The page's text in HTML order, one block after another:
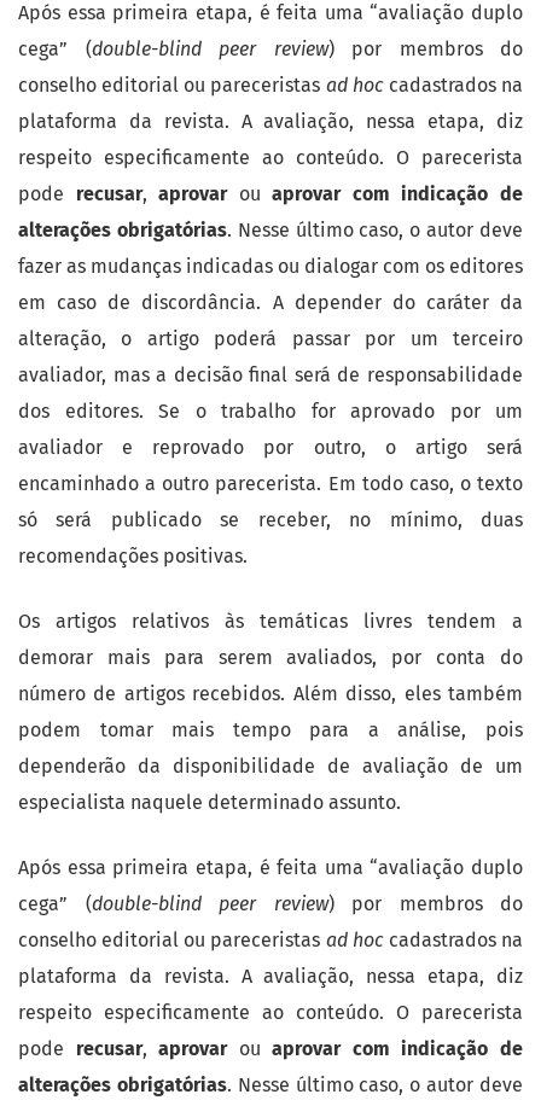
Após essa primeira etapa, é feita uma “avaliação duplo
cega” (double-blind peer review) por membros do
conselho editorial ou pareceristas ad hoccadastrados na
plataforma da revista. A avaliação, nessa etapa, diz
respeito especificamente ao conteúdo. O parecerista
pode recusar,aprovarouaprovar com indicação de
alterações obrigatórias. Nesse último caso, o autor deve
fazer as mudanças indicadas ou dialogar com os editores
em caso de discordância. A depender do caráter da
alteração, o artigo poderá passar por um terceiro
avaliador, mas a decisão final será de responsabilidade
dos editores. Se o trabalho for aprovado por um
avaliador e reprovado por outro, o artigo será
encaminhado a outro parecerista. Em todo caso, o texto
só será publicado se receber, no mínimo, duas
recomendações positivas.
Os artigos relativos às temáticas livres tendem a
demorar mais para serem avaliados, por conta do
número de artigos recebidos. Além disso, eles também
podem tomar mais tempo para a análise, pois
dependerão da disponibilidade de avaliação de um
especialista naquele determinado assunto.
Após essa primeira etapa, é feita uma “avaliação duplo
cega” (double-blind peer review) por membros do
conselho editorial ou pareceristas ad hoccadastrados na
plataforma da revista. A avaliação, nessa etapa, diz
respeito especificamente ao conteúdo. O parecerista
pode recusar,aprovarouaprovar com indicação de
alterações obrigatórias. Nesse último caso, o autor deve